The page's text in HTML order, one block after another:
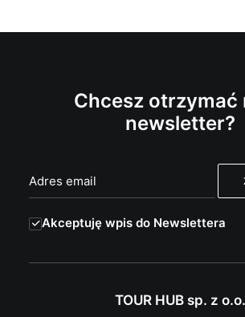
Chcesz otrzymać
newsletter?
Akceptuję wpis do Newslettera
TOUR HUB sp. z o.o.